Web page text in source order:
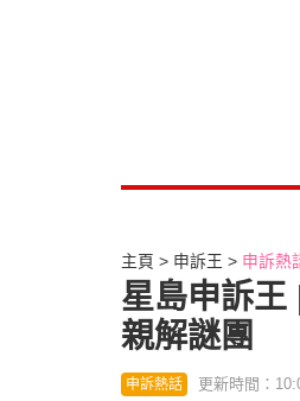
主頁 申訴王 申訴熱
星島申訴王
親解謎團
申訴熱話 更新時間：